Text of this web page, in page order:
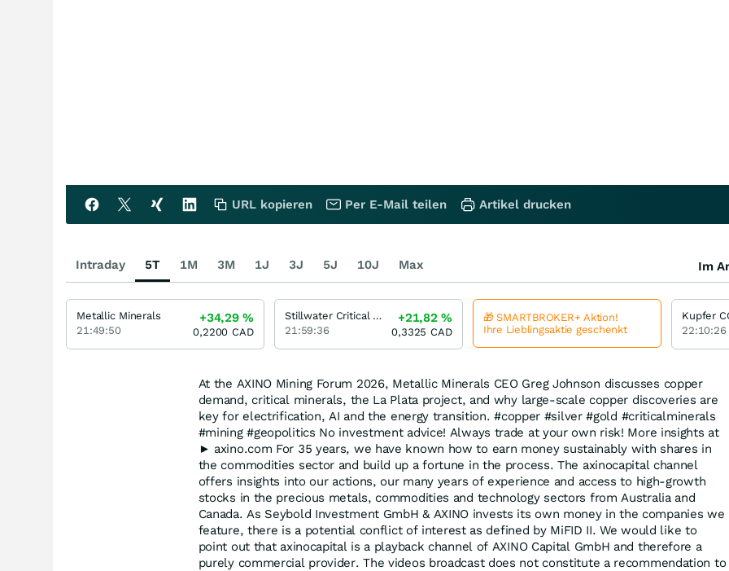
At the AXINO Mining Forum 2026, Metallic Minerals CEO Greg Johnson discusses copper
demand, critical minerals, the La Plata project, and why large-scale copper discoveries are
key for electrification, AI and the energy transition. #copper #silver #gold #criticalminerals
#mining #geopolitics No investment advice! Always trade at your own risk! More insights at
► axino.com For 35 years, we have known how to earn money sustainably with shares in
the commodities sector and build up a fortune in the process. The axinocapital channel
offers insights into our actions, our many years of experience and access to high-growth
stocks in the precious metals, commodities and technology sectors from Australia and
Canada. As Seybold Investment GmbH & AXINO invests its own money in the companies we
feature, there is a potential conflict of interest as defined by MiFID II. We would like to
point out that axinocapital is a playback channel of AXINO Capital GmbH and therefore a
purely commercial provider. The videos broadcast does not constitute a recommendation to
URL kopieren Per E-Mail teilen Artikel drucken
Intraday 5T 1M 3M 1J 3J 5J 10J Max Im
Metallic Minerals
21:49:50
+34,29%
0,2200 CAD
Stillwater Critical Minerals
21:59:36
+21,82%
0,3325 CAD
🎁 SMARTBROKER+ Aktion!
Ihre Lieblingsaktie geschenkt
22:10:26